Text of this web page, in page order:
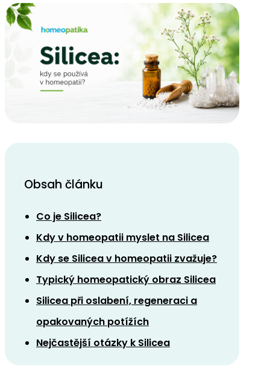
Obsah článku
Co je Silicea?
Kdy v homeopatii myslet na Silicea
Kdy se Silicea v homeopatii zvažuje?
Typický homeopatický obraz Silicea
Silicea při oslabení, regeneraci a
opakovaných potížích
Nejčastější otázky k Silicea